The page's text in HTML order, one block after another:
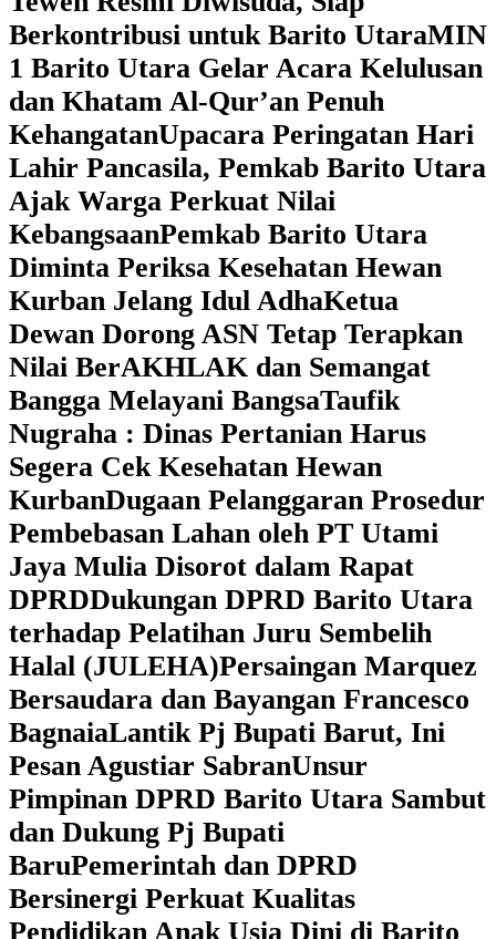
Berkontribusi untuk Barito UtaraMIN
1 Barito Utara Gelar Acara Kelulusan
dan Khatam Al-Qur’an Penuh
KehangatanUpacara Peringatan Hari
Lahir Pancasila, Pemkab Barito Utara
Ajak Warga Perkuat Nilai
KebangsaanPemkab Barito Utara
Diminta Periksa Kesehatan Hewan
Kurban Jelang Idul AdhaKetua
Dewan Dorong ASN Tetap Terapkan
Nilai BerAKHLAK dan Semangat
Bangga Melayani BangsaTaufik
Nugraha : Dinas Pertanian Harus
Segera Cek Kesehatan Hewan
KurbanDugaan Pelanggaran Prosedur
Pembebasan Lahan oleh PT Utami
Jaya Mulia Disorot dalam Rapat
DPRDDukungan DPRD Barito Utara
terhadap Pelatihan Juru Sembelih
Halal (JULEHA)Persaingan Marquez
Bersaudara dan Bayangan Francesco
BagnaiaLantik Pj Bupati Barut, Ini
Pesan Agustiar SabranUnsur
Pimpinan DPRD Barito Utara Sambut
dan Dukung Pj Bupati
BaruPemerintah dan DPRD
Bersinergi Perkuat Kualitas
Pendidikan Anak Usia Dini di Barito